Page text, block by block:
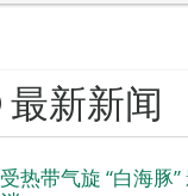
最新新闻
受热带气旋 “白海